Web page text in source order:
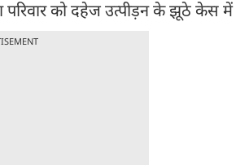
परिवार को दहेज उत्पीड़न के झूठे केस